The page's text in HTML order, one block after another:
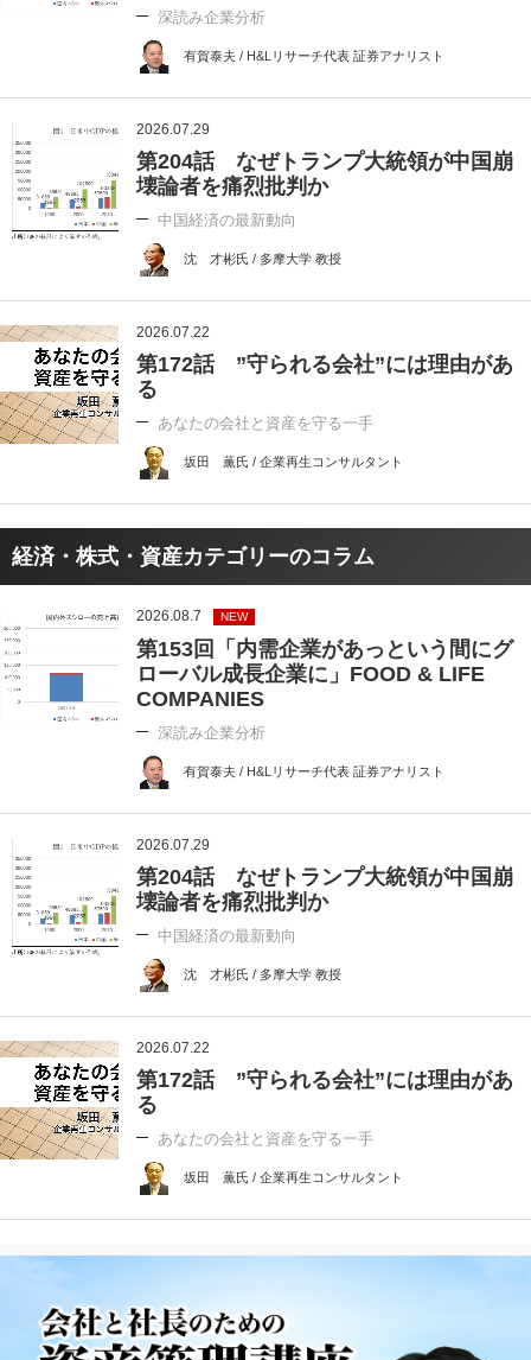
深読み企業分析
有賀泰夫 / H&Lリサーチ代表 証券アナリスト
2026.07.29
第204話 なぜトランプ大統領が中国崩
壊論者を痛烈批判か
中国経済の最新動向
沈 才彬氏 / 多摩大学 教授
2026.07.22
第172話 ”守られる会社”には理由があ
る
あなたの会社と資産を守る一手
坂田 薫氏 / 企業再生コンサルタント
経済・株式・資産カテゴリーのコラム
2026.08.7 NEW
第153回「内需企業があっという間にグ
ローバル成長企業に」FOOD & LIFE
COMPANIES
深読み企業分析
有賀泰夫 / H&Lリサーチ代表 証券アナリスト
2026.07.29
第204話 なぜトランプ大統領が中国崩
壊論者を痛烈批判か
中国経済の最新動向
沈 才彬氏 / 多摩大学 教授
2026.07.22
第172話 ”守られる会社”には理由があ
る
あなたの会社と資産を守る一手
坂田 薫氏 / 企業再生コンサルタント